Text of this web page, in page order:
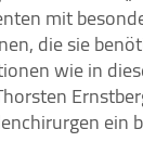
mit
die sie
wie in
ein